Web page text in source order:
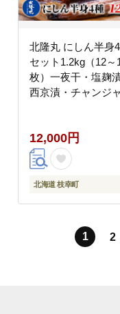
北隆丸 にしん半身
セット1.2kg（12～
枚）一夜干・塩麹
西京漬・チャンジ
産
12,000円
北海道 枝幸町
1 2